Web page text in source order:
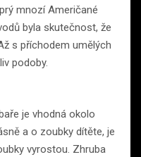
mnozí Američané
byla skutečnost, že
s příchodem umělých
podoby.
je vhodná okolo
a o zoubky dítěte, je
vyrostou. Zhruba